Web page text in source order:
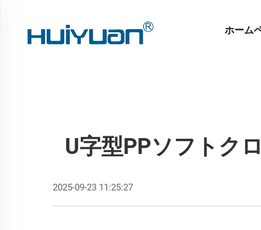
ホーム
U字型PPソフトク
2025-09-23 11:25:27